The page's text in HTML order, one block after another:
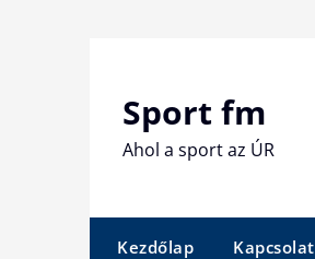
Sport fm
Ahol a sport az ÚR
Kezdőlap Kapcsolat